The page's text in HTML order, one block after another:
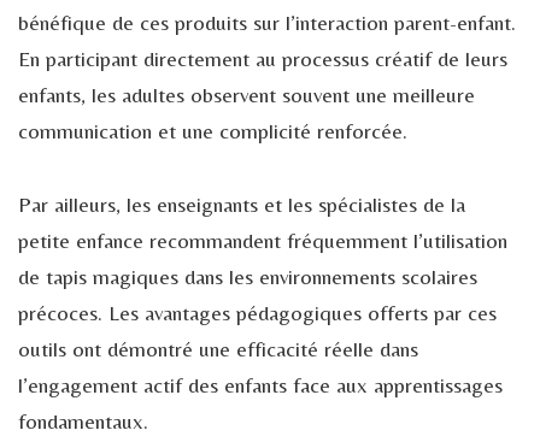
bénéfique de ces produits sur l’interaction parent-enfant.
En participant directement au processus créatif de leurs
enfants, les adultes observent souvent une meilleure
communication et une complicité renforcée.
Par ailleurs, les enseignants et les spécialistes de la
petite enfance recommandent fréquemment l’utilisation
de tapis magiques dans les environnements scolaires
précoces. Les avantages pédagogiques offerts par ces
outils ont démontré une efficacité réelle dans
l’engagement actif des enfants face aux apprentissages
fondamentaux.